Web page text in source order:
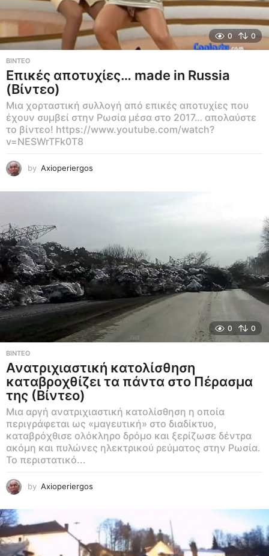
0 0
ΒΊΝΤΕΟ
Επικές αποτυχίες… made in Russia
(Βίντεο)
Μια χορταστική συλλογή από επικές αποτυχίες που
έχουν συμβεί στην Ρωσία μέσα στο 2017… απολαύστε
το βίντεο! https://www.youtube.com/watch?
v=NESWrTFk0T8
by Axioperiergos
0 0
ΒΊΝΤΕΟ
Ανατριχιαστική κατολίσθηση
καταβροχθίζει τα πάντα στο Πέρασμα
της (Βίντεο)
Μια αργή ανατριχιαστική κατολίσθηση η οποία
περιγράφεται ως «μαγευτική» στο διαδίκτυο,
καταβρόχθισε ολόκληρο δρόμο και ξερίζωσε δέντρα
ακόμη και πυλώνες ηλεκτρικού ρεύματος στην Ρωσία.
Το περιστατικό...
by Axioperiergos